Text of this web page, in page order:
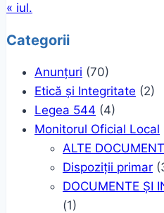
« iul.
Categorii
Anunțuri (70)
Etică și Integritate (2)
Legea 544 (4)
Monitorul Oficial Local
ALTE
Dispoziții primar
DOCUMENTE ȘI
(1)